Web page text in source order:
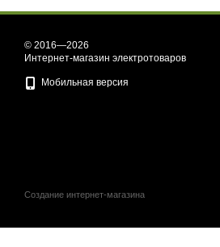
© 2016—2026
Интернет-магазин электротоваров
Мобильная версия
Создание интернет-магазина